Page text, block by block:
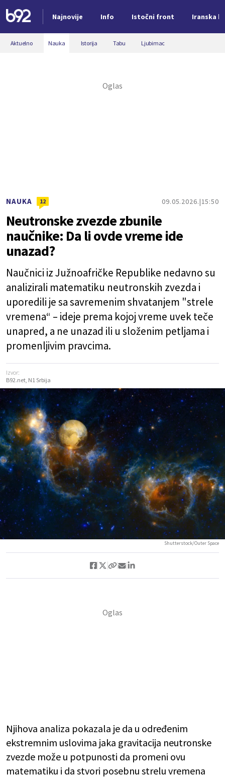
Najnovije Info Istočni front Iranska
Nova vest
Aktuelno Nauka Istorija Tabu Ljubimac
NAUKA 12 09.05.2026. 15:50
Neutronske zvezde zbunile
naučnike: Da li ovde vreme ide
unazad?
Naučnici iz Južnoafričke Republike nedavno su
analizirali matematiku neutronskih zvezda i
uporedili je sa savremenim shvatanjem "strele
vremena“ – ideje prema kojoj vreme uvek teče
unapred, a ne unazad ili u složenim petljama i
promenljivim pravcima.
Izvor:
B92.net, N1 Srbija
Shutterstock/Outer Space
Njihova analiza pokazala je da u određenim
ekstremnim uslovima jaka gravitacija neutronske
zvezde može u potpunosti da promeni ovu
matematiku i da stvori posebnu strelu vremena